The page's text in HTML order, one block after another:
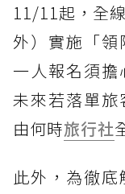
11/11起，全
外）實施「
一人報名須擔
未來若落單旅
由何時旅行社
此外，為徹底